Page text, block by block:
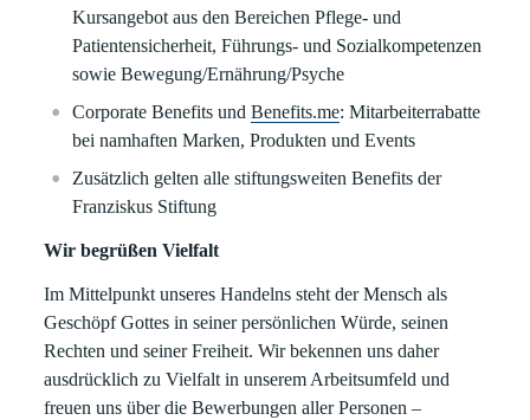
Kursangebot aus den Bereichen Pflege- und
Patientensicherheit, Führungs- und Sozialkompetenzen
sowie Bewegung/Ernährung/Psyche
Corporate Benefits undBenefits.me: Mitarbeiterrabatte
bei namhaften Marken, Produkten und Events
Zusätzlich gelten alle stiftungsweiten Benefits der
Franziskus Stiftung
Wir begrüßen Vielfalt
Im Mittelpunkt unseres Handelns steht der Mensch als
Geschöpf Gottes in seiner persönlichen Würde, seinen
Rechten und seiner Freiheit. Wir bekennen uns daher
ausdrücklich zu Vielfalt in unserem Arbeitsumfeld und
freuen uns über die Bewerbungen aller Personen –